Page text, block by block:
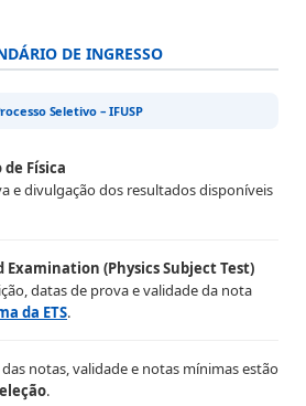
DE INGRESSO
Seletivo – IFUSP
de Física
e divulgação dos resultados disponíveis
Examination (Physics Subject Test)
datas de prova e validade da nota
da ETS.
notas, validade e notas mínimas estão
.